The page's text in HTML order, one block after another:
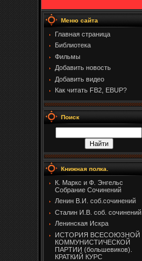
Меню сайта
Главная страница
Библиотека
Фильмы
Добавить новость
Добавить видео
Как читать FB2, EBUP?
Поиск
Книжная полка.
К. Маркс и Ф. Энгельс
Собрание Сочинений
Ленин В.И. соб.сочинений
Сталин И.В. соб. сочинений
Ленинская Искра
ИСТОРИЯ ВСЕСОЮЗНОЙ
КОММУНИСТИЧЕСКОЙ
ПАРТИИ (большевиков).
КРАТКИЙ КУРС